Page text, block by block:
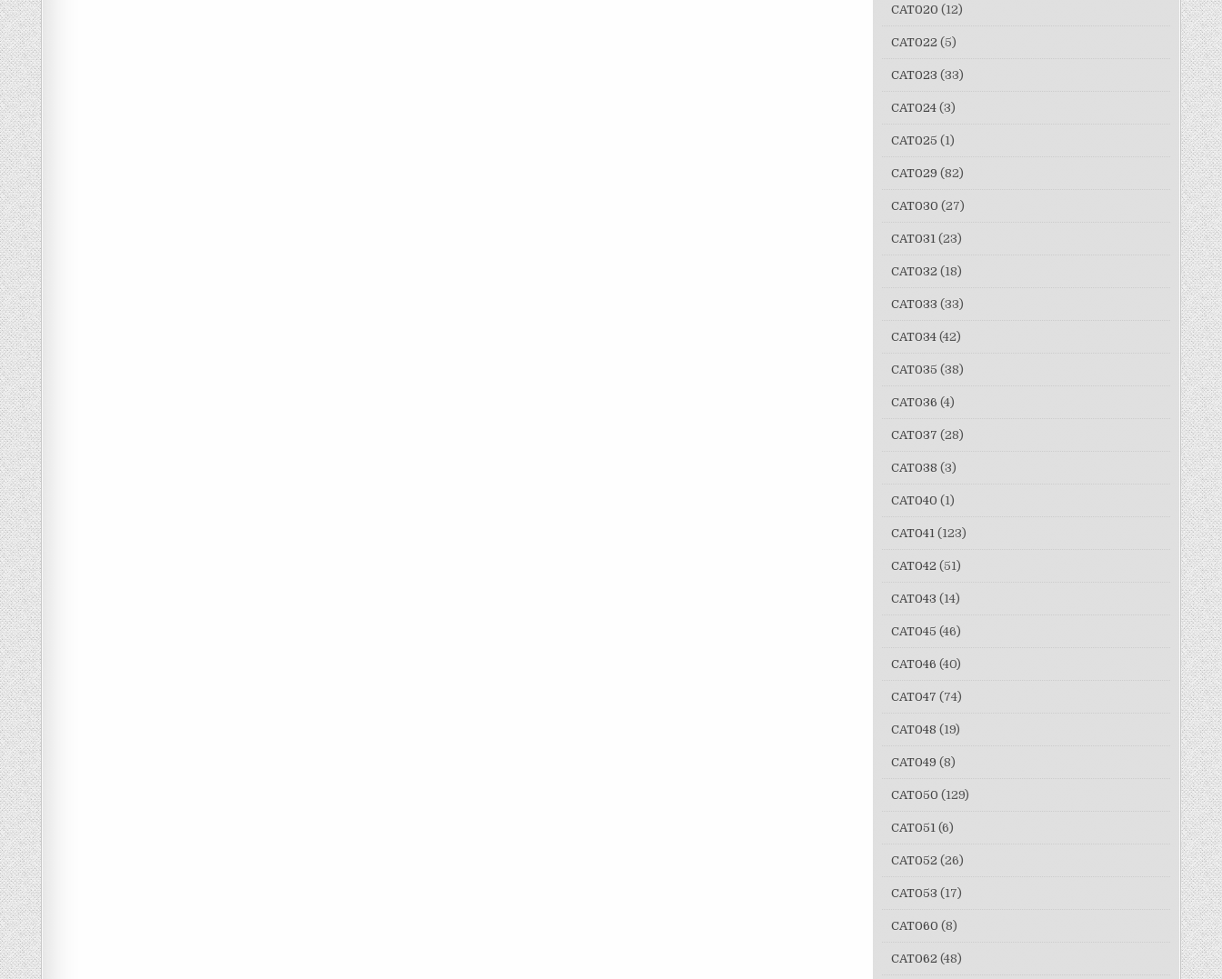
CAT020 (12)
CAT022 (5)
CAT023 (33)
CAT024 (3)
CAT025 (1)
CAT029 (82)
CAT030 (27)
CAT031 (23)
CAT032 (18)
CAT033 (33)
CAT034 (42)
CAT035 (38)
CAT036 (4)
CAT037 (28)
CAT038 (3)
CAT040 (1)
CAT041 (123)
CAT042 (51)
CAT043 (14)
CAT045 (46)
CAT046 (40)
CAT047 (74)
CAT048 (19)
CAT049 (8)
CAT050 (129)
CAT051 (6)
CAT052 (26)
CAT053 (17)
CAT060 (8)
CAT062 (48)